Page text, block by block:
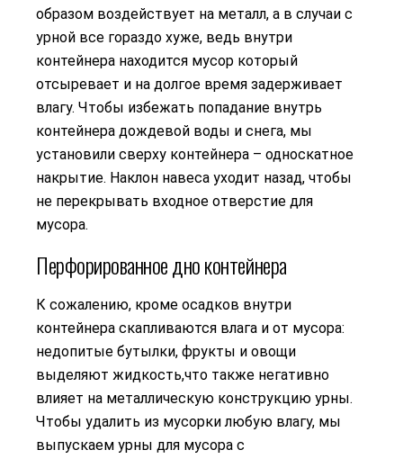
образом воздействует на металл, а в случаи с
урной все гораздо хуже, ведь внутри
контейнера находится мусор который
отсыревает и на долгое время задерживает
влагу. Чтобы избежать попадание внутрь
контейнера дождевой воды и снега, мы
установили сверху контейнера – односкатное
накрытие. Наклон навеса уходит назад, чтобы
не перекрывать входное отверстие для
мусора.
Перфорированное дно контейнера
К сожалению, кроме осадков внутри
контейнера скапливаются влага и от мусора:
недопитые бутылки, фрукты и овощи
выделяют жидкость,что также негативно
влияет на металлическую конструкцию урны.
Чтобы удалить из мусорки любую влагу, мы
выпускаем урны для мусора с